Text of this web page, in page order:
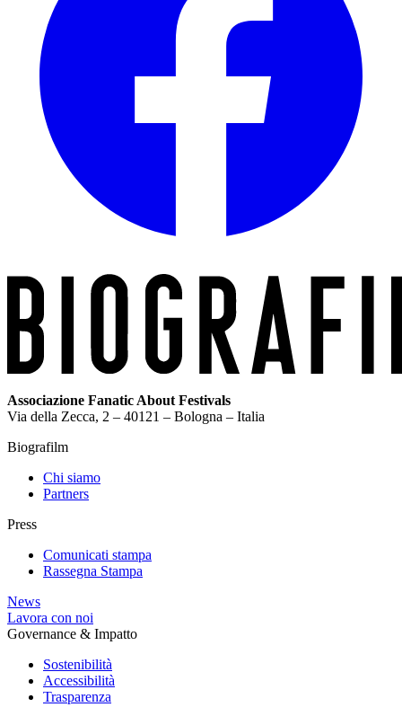
Associazione Fanatic About Festivals
Via della Zecca, 2 – 40121 – Bologna – Italia
Biografilm
Chi siamo
Partners
Press
Comunicati stampa
Rassegna Stampa
News
Lavora con noi
Governance & Impatto
Sostenibilità
Accessibilità
Trasparenza